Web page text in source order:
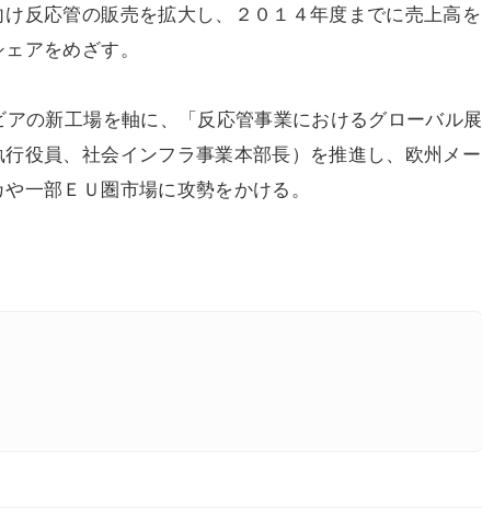
反応管の販売を拡大し、２０１４年度までに売上高を
アをめざす。
の新工場を軸に、「反応管事業におけるグローバル展
役員、社会インフラ事業本部長）を推進し、欧州メー
一部ＥＵ圏市場に攻勢をかける。